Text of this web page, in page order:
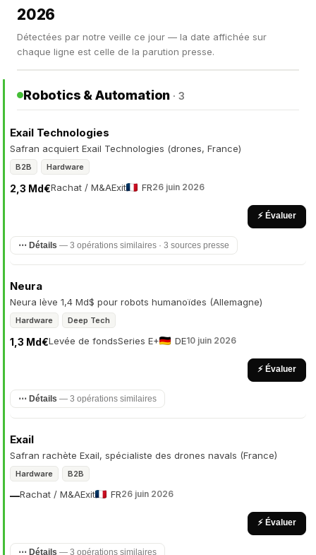
2026
Détectées par notre veille ce jour — la date affichée sur
chaque ligne est celle de la parution presse.
Robotics & Automation · 3
Exail Technologies
Safran acquiert Exail Technologies (drones, France)
B2B Hardware
Rachat / M&A
2,3 Md€ Exit FR26 juin 2026
⚡ Évaluer
⋯ Détails — 3 opérations similaires · 3 sources presse
Neura
Neura lève 1,4 Md$ pour robots humanoïdes (Allemagne)
Hardware Deep Tech
Levée de fonds
1,3 Md€ Series E+ DE10 juin 2026
⚡ Évaluer
⋯ Détails — 3 opérations similaires
Exail
Safran rachète Exail, spécialiste des drones navals (France)
Hardware B2B
Rachat / M&A
— Exit FR26 juin 2026
⚡ Évaluer
⋯ Détails — 3 opérations similaires